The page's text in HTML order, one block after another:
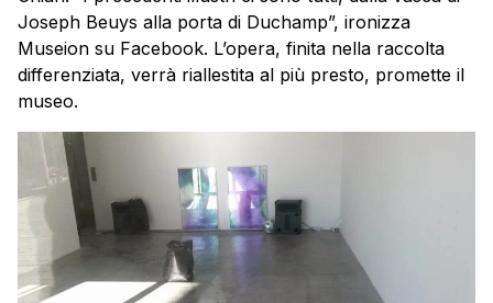
Joseph Beuys alla porta di Duchamp”, ironizza
Museion su Facebook. L’opera, finita nella raccolta
differenziata, verrà riallestita al più presto, promette il
museo.